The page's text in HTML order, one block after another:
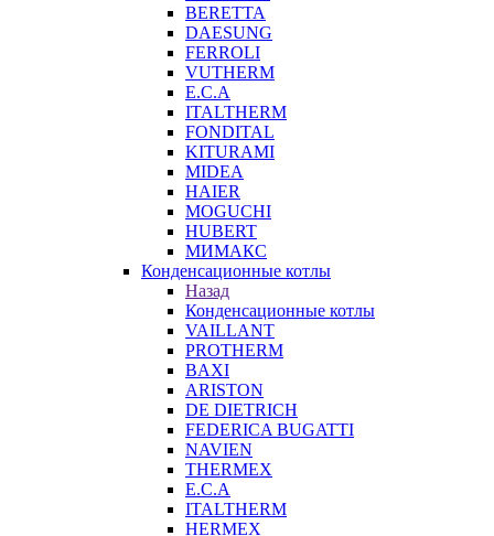
BERETTA
DAESUNG
FERROLI
VUTHERM
E.C.A
ITALTHERM
FONDITAL
KITURAMI
MIDEA
HAIER
MOGUCHI
HUBERT
МИМАКС
Конденсационные котлы
Назад
Конденсационные котлы
VAILLANT
PROTHERM
BAXI
ARISTON
DE DIETRICH
FEDERICA BUGATTI
NAVIEN
THERMEX
E.C.A
ITALTHERM
HERMEX